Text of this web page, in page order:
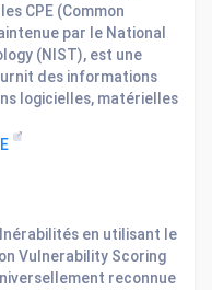
CPE (Common
par le National
(NIST), est une
des informations
logicielles, matérielles
en utilisant le
Vulnerability Scoring
reconnue